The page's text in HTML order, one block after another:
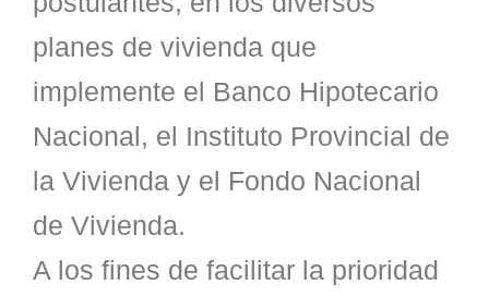
planes de vivienda que
implemente el Banco Hipotecario
Nacional, el Instituto Provincial de
la Vivienda y el Fondo Nacional
de Vivienda.
A los fines de facilitar la prioridad